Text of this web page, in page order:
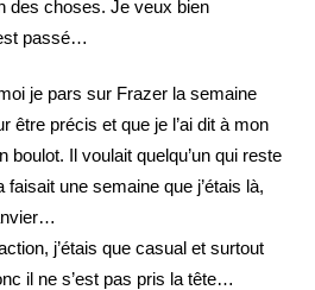
des choses. Je veux bien
passé…
je pars sur Frazer la semaine
être précis et que je l’ai dit à mon
boulot. Il voulait quelqu’un qui reste
une semaine que j’étais là,
j’étais que casual et surtout
il ne s’est pas pris la tête…